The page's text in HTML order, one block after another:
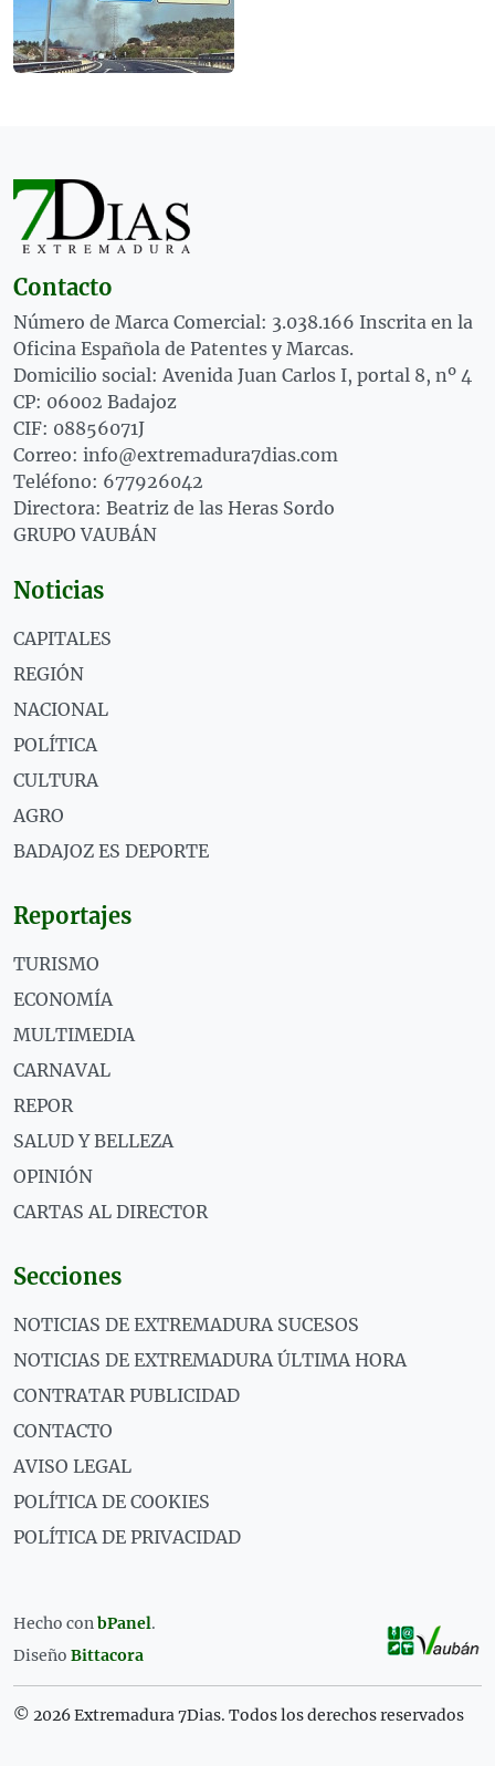
Contacto
Número de Marca Comercial: 3.038.166 Inscrita en la
Oficina Española de Patentes y Marcas.
Domicilio social: Avenida Juan Carlos I, portal 8, nº 4
CP: 06002 Badajoz
CIF: 08856071J
Correo: info@extremadura7dias.com
Teléfono: 677926042
Directora: Beatriz de las Heras Sordo
GRUPO VAUBÁN
Noticias
CAPITALES
REGIÓN
NACIONAL
POLÍTICA
CULTURA
AGRO
BADAJOZ ES DEPORTE
Reportajes
TURISMO
ECONOMÍA
MULTIMEDIA
CARNAVAL
REPOR
SALUD Y BELLEZA
OPINIÓN
CARTAS AL DIRECTOR
Secciones
NOTICIAS DE EXTREMADURA SUCESOS
NOTICIAS DE EXTREMADURA ÚLTIMA HORA
CONTRATAR PUBLICIDAD
CONTACTO
AVISO LEGAL
POLÍTICA DE COOKIES
POLÍTICA DE PRIVACIDAD
Hecho conbPanel.
Diseño Bittacora
© 2026 Extremadura 7Dias. Todos los derechos reservados